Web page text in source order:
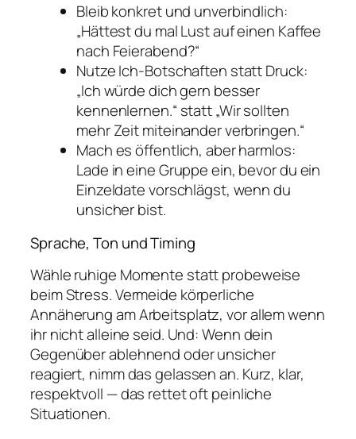
Bleib konkret und unverbindlich:
„Hättest du mal Lust auf einen Kaffee
nach Feierabend?“
Nutze Ich-Botschaften statt Druck:
„Ich würde dich gern besser
kennenlernen.“ statt „Wir sollten
mehr Zeit miteinander verbringen.“
Mach es öffentlich, aber harmlos:
Lade in eine Gruppe ein, bevor du ein
Einzeldate vorschlägst, wenn du
unsicher bist.
Sprache, Ton und Timing
Wähle ruhige Momente statt probeweise
beim Stress. Vermeide körperliche
Annäherung am Arbeitsplatz, vor allem wenn
ihr nicht alleine seid. Und: Wenn dein
Gegenüber ablehnend oder unsicher
reagiert, nimm das gelassen an. Kurz, klar,
respektvoll — das rettet oft peinliche
Situationen.